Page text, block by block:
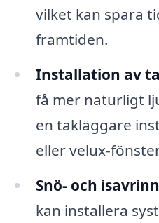
vilket kan spara
framtiden.
Installation av
få mer naturligt
en takläggare
eller velux-
Snö- och
kan installera